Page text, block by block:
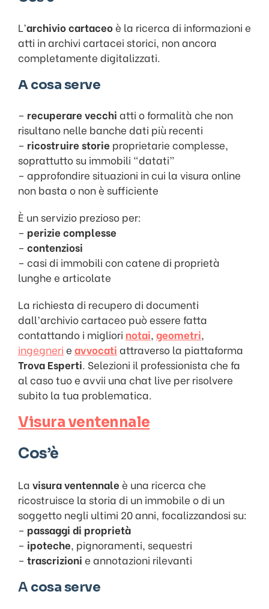
L’archivio cartaceoè la ricerca di informazioni e
atti in archivi cartacei storici, non ancora
completamente digitalizzati.
A cosa serve
– recuperare vecchi atti o formalità che non
risultano nelle banche dati più recenti
– ricostruire storie proprietarie complesse,
soprattutto su immobili “datati”
– approfondire situazioni in cui la visura online
non basta o non è sufficiente
È un servizio prezioso per:
– perizie complesse
– contenziosi
– casi di immobili con catene di proprietà
lunghe e articolate
La richiesta di recupero di documenti
dall’archivio cartaceo può essere fatta
contattando i migliori notai, geometri,
ingegneri e avvocati attraverso la piattaforma
Trova Esperti. Selezioni il professionista che fa
al caso tuo e avvii una chat live per risolvere
subito la tua problematica.
Visura ventennale
Cos’è
La visura ventennale è una ricerca che
ricostruisce la storia di un immobile o di un
soggetto negli ultimi 20 anni, focalizzandosi su:
– passaggi di proprietà
– ipoteche, pignoramenti, sequestri
– trascrizioni e annotazioni rilevanti
Acosa serve